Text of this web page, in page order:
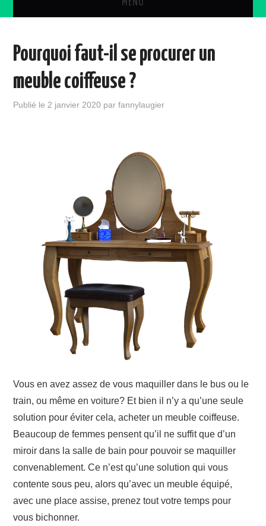
MENU
DIVERS
Pourquoi faut-il se procurer un
meuble coiffeuse ?
Publié le 2 janvier 2020 parfannylaugier
Vous en avez assez de vous maquiller dans le bus ou le
train, ou même en voiture? Et bien il n’y a qu’une seule
solution pour éviter cela, acheter un meuble coiffeuse.
Beaucoup de femmes pensent qu’il ne suffit que d’un
miroir dans la salle de bain pour pouvoir se maquiller
convenablement. Ce n’est qu’une solution qui vous
contente sous peu, alors qu’avec un meuble équipé,
avec une place assise, prenez tout votre temps pour
vous bichonner.